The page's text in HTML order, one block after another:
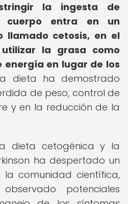
la ingesta de
cuerpo entra en un
llamado cetosis, en el
la grasa como
en lugar de los
dieta ha demostrado
de peso, control de
y en la reducción de la
dieta cetogénica y la
ha despertado un
la comunidad científica,
potenciales